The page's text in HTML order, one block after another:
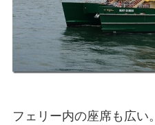
フェリー内の座席も広い。